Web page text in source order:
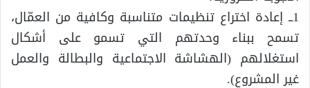
1ــ إعادة اختراع تنظيمات متناسبة وكافية من العمّال،
تسمح ببناء وحدتهم التي تسمو على أشكال
استغلالهم (الهشاشة الاجتماعية والبطالة والعمل
غير المشروع).